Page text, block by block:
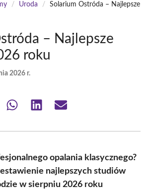
/ Uroda /
Solarium Ostróda – Najlepsze
– Najlepsze
roku
2026 r.
Share Share Share
opalania klasycznego?
najlepszych studiów
w sierpniu 2026 roku